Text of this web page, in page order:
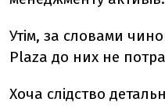
Утім, за словами
Plaza до них не
Хоча слідство